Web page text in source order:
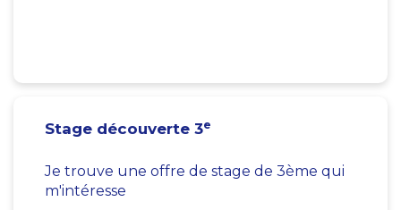
Stage découverte 3e
Je trouve une offre de stage de 3ème qui
m'intéresse